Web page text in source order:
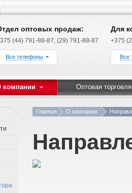
оптовых продаж:
(44) 791-88-87, (29) 791-88-87
Все телефоны
Для
+375
Все
компании Оптовая торговля
Главная О компании